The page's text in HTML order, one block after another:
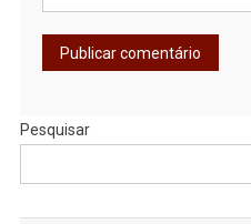
Pesquisar